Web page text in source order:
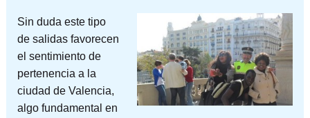
Sin duda este tipo
de salidas favorecen
el sentimiento de
pertenencia a la
ciudad de Valencia,
algo fundamental en